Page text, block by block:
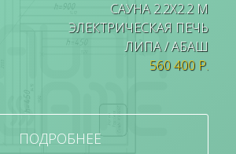
САУНА 2.2Х2.2 М
ЭЛЕКТРИЧЕСКАЯ ПЕЧЬ
ЛИПА / АБАШ
560 400 Р.
ПОДРОБНЕЕ